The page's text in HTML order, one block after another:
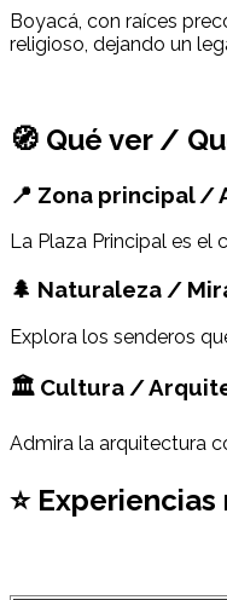
Boyacá, con raíces
religioso, dejando un
🧭 Qué ver /
📍 Zona principal /
La Plaza Principal es
🌲 Naturaleza /
Explora los senderos
🏛 Cultura /
Admira la arquitectura
⭐